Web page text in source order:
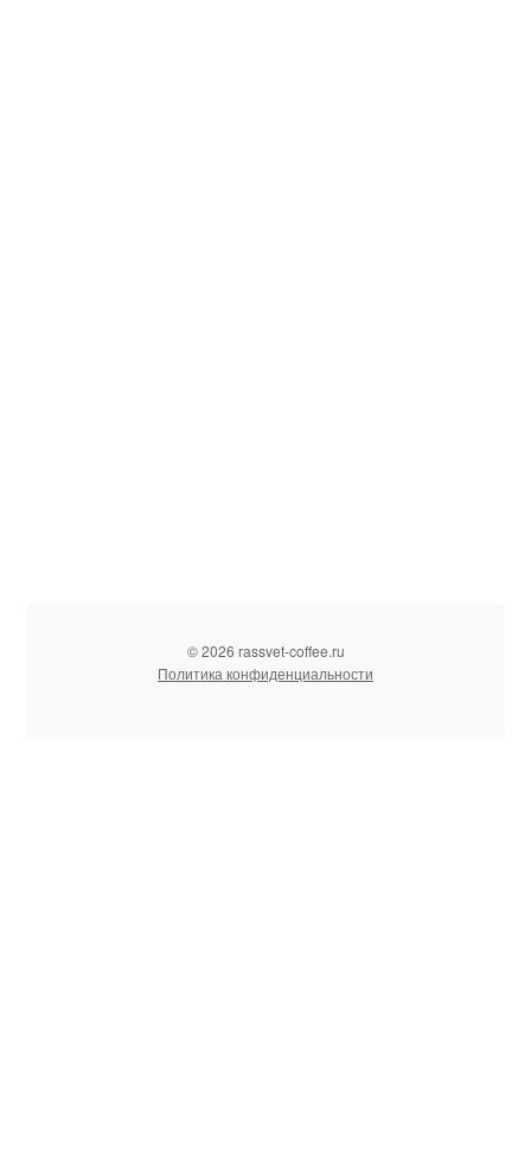
© 2026 rassvet-coffee.ru
Политика конфиденциальности